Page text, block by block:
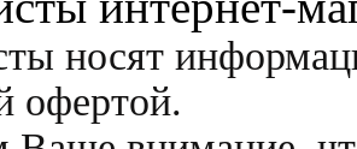
носят
офертой.